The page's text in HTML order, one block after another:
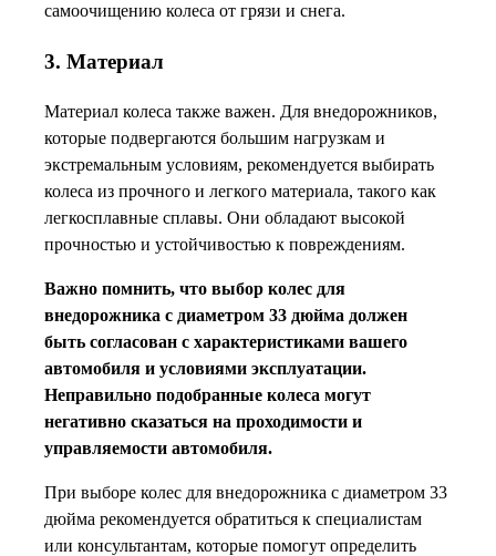
самоочищению колеса от грязи и снега.
3. Материал
Материал колеса также важен. Для внедорожников,
которые подвергаются большим нагрузкам и
экстремальным условиям, рекомендуется выбирать
колеса из прочного и легкого материала, такого как
легкосплавные сплавы. Они обладают высокой
прочностью и устойчивостью к повреждениям.
Важно помнить, что выбор колес для
внедорожника с диаметром 33 дюйма должен
быть согласован с характеристиками вашего
автомобиля и условиями эксплуатации.
Неправильно подобранные колеса могут
негативно сказаться на проходимости и
управляемости автомобиля.
При выборе колес для внедорожника с диаметром 33
дюйма рекомендуется обратиться к специалистам
или консультантам, которые помогут определить